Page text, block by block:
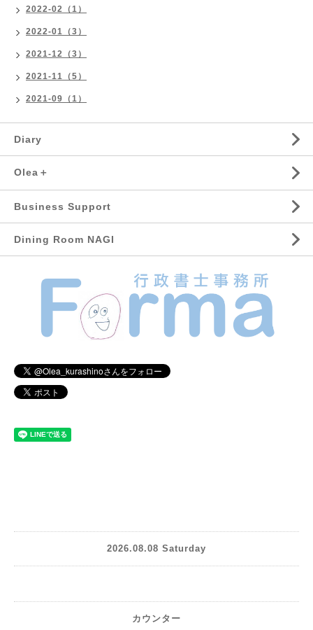
2022-02（1）
2022-01（3）
2021-12（3）
2021-11（5）
2021-09（1）
Diary
Olea＋
Business Support
Dining Room NAGI
2026.08.08 Saturday
カウンター